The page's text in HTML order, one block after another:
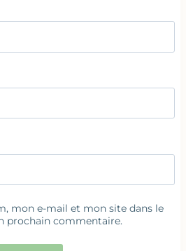
mon e-mail et mon site dans le
prochain commentaire.